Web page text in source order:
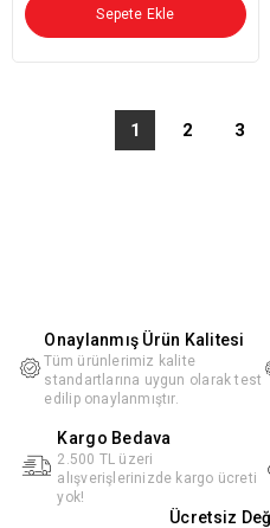
Sepete Ekle
1 2 3
Onaylanmış Ürün Kalitesi
Tüm ürünlerimiz kalite
standartlarına uygun olarak test
edilip onaylanmıştır.
Kargo Bedava
2.500 TL üzeri
alışverişlerinizde kargo ücreti
yok!
Ücretsiz